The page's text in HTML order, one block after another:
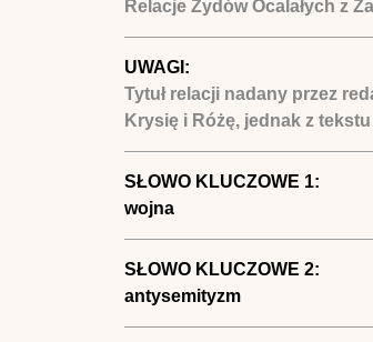
Relacje Żydów Ocalałych z
UWAGI:
Tytuł relacji nadany przez
Krysię i Różę, jednak z
SŁOWO KLUCZOWE 1:
wojna
SŁOWO KLUCZOWE 2:
antysemityzm